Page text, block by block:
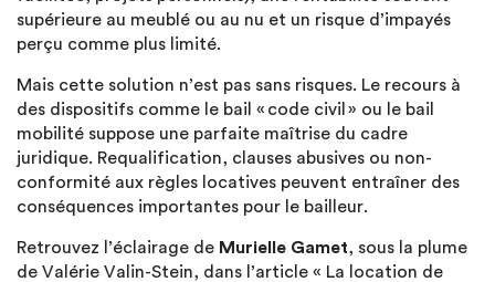
supérieure au meublé ou au nu et un risque d’impayés
perçu comme plus limité.
Mais cette solution n’est pas sans risques. Le recours à
des dispositifs comme le bail « code civil » ou le bail
mobilité suppose une parfaite maîtrise du cadre
juridique. Requalification, clauses abusives ou non-
conformité aux règles locatives peuvent entraîner des
conséquences importantes pour le bailleur.
Retrouvez l’éclairage de Murielle Gamet, sous la plume
de Valérie Valin-Stein, dans l’article « La location de